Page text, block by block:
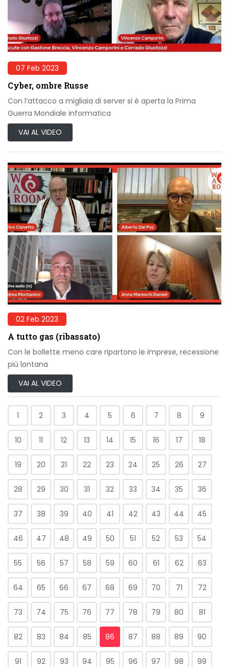
07 Feb 2023
Cyber, ombre Russe
Con l’attacco a migliaia di server si è aperta la Prima
Guerra Mondiale informatica
VAI AL VIDEO
02 Feb 2023
A tutto gas (ribassato)
Con le bollette meno care ripartono le imprese, recessione
più lontana
VAI AL VIDEO
1 2 3 4 5 6 7 8 9
10 11 12 13 14 15 16 17 18
19 20 21 22 23 24 25 26 27
28 29 30 31 32 33 34 35 36
37 38 39 40 41 42 43 44 45
46 47 48 49 50 51 52 53 54
55 56 57 58 59 60 61 62 63
64 65 66 67 68 69 70 71 72
73 74 75 76 77 78 79 80 81
82 83 84 85 86 87 88 89 90
91 92 93 94 95 96 97 98 99